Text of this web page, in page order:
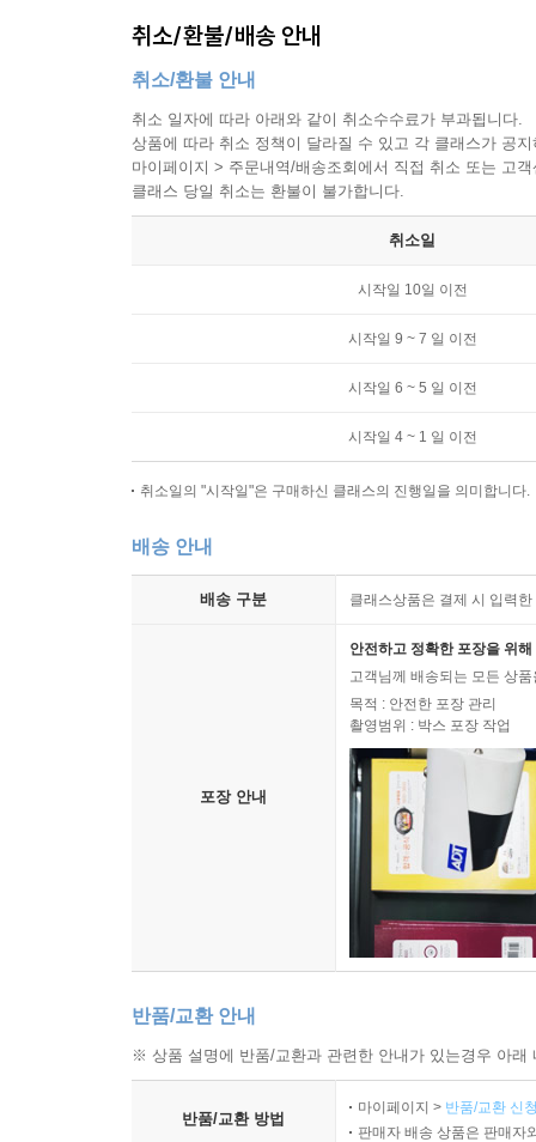
취소/환불/배송 안내
취소/환불 안내
취소 일자에 따라 아래와 같이 취소수수료가 부과됩니다.
상품에 따라 취소 정책이 달라질 수 있고 각 클래스가 공
마이페이지 > 주문내역/배송조회에서 직접 취소 또는 고
클래스 당일 취소는 환불이 불가합니다.
취소일
시작일 10일 이전
시작일 9 ~ 7 일 이전
시작일 6 ~ 5 일 이전
시작일 4 ~ 1 일 이전
취소일의 "시작일"은 구매하신 클래스의 진행일을 의미합니다.
배송 안내
배송 구분 클래스상품은 결제 시 입력
포장 안내
안전하고 정확한 포장을 위
고객님께 배송되는 모든 상
목적 : 안전한 포장 관리
촬영범위 : 박스 포장 작업
반품/교환 안내
※ 상품 설명에 반품/교환과 관련한 안내가 있는경우 아
반품/교환 방법
마이페이지 > 반품/교환 신
판매자 배송 상품은 판매자